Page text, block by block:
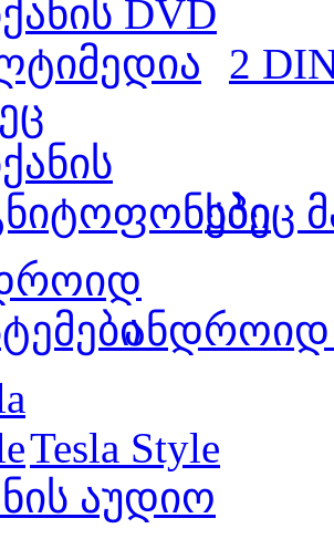
2
სპეც
ანდროიდ
Tesla Style
აუდიო